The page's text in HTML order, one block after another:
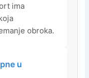
ima
obroka.
u